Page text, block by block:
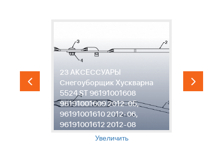
23 АКСЕССУАРЫ
Снегоуборщик Хускварна
5524 ST 96191001608
96191001609 2012-05,
96191001610 2012-06,
96191001612 2012-08
Увеличить